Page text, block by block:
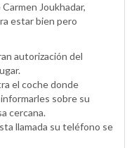
Joukhadar,
estar bien pero
autorización del
el coche donde
sobre su
cercana.
llamada su teléfono se